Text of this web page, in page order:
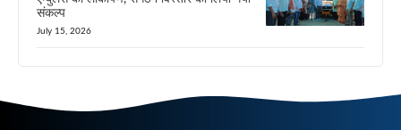
संकल्प
July 15, 2026